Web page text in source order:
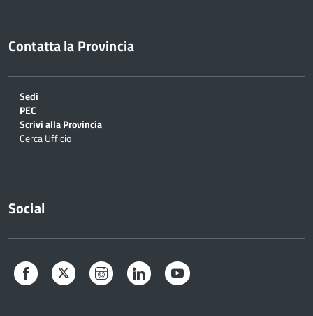
Contatta la Provincia
Sedi
PEC
Scrivi alla Provincia
Cerca Ufficio
Social
Facebook Twitter Instagram LinkedIn